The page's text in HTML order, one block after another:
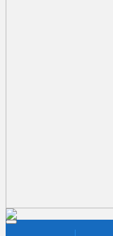
Toggle navigation